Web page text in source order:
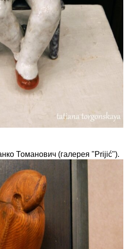
Томанович (галерея "Prijić").